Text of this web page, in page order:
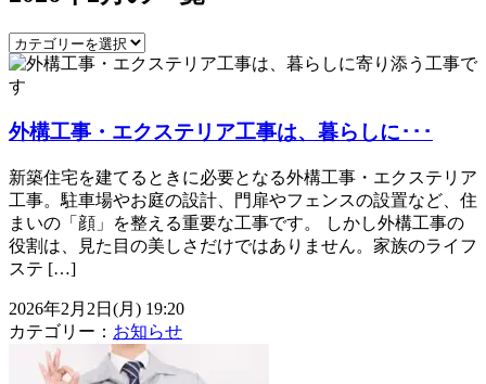
外構工事・エクステリア工事は、暮らしに･･･
新築住宅を建てるときに必要となる外構工事・エクステリア
工事。駐車場やお庭の設計、門扉やフェンスの設置など、住
まいの「顔」を整える重要な工事です。 しかし外構工事の
役割は、見た目の美しさだけではありません。家族のライフ
ステ […]
2026年2月2日(月) 19:20
カテゴリー： お知らせ